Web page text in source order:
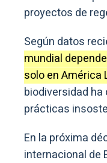
proyectos de
Según datos
mundial
solo en América
biodiversidad ha
prácticas
En la próxima
internacional de